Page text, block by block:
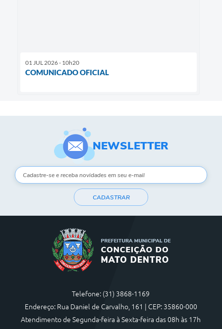
01 JUL 2026 - 10h20
COMUNICADO OFICIAL
NEWSLETTER
CADASTRAR
Telefone: (31) 3868-1169
Endereço: Rua Daniel de Carvalho, 161 | CEP: 35860-000
Atendimento de Segunda-feira à Sexta-feira das 08h às 17h